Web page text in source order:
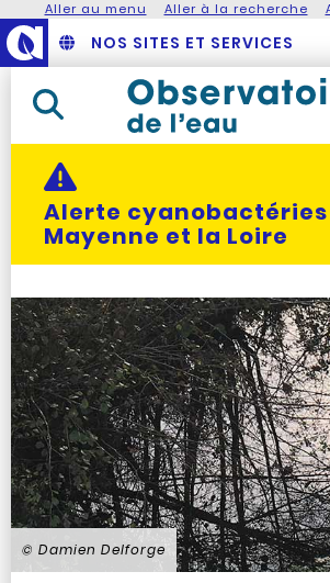
Aller au menu Aller à la recherche
NOS SITES ET SERVICES
Rechercher dans le site
Actualité alerte :
Alerte cyanobactéries
Mayenne et la Loire
Vue de l'Avresne
© Damien Delforge